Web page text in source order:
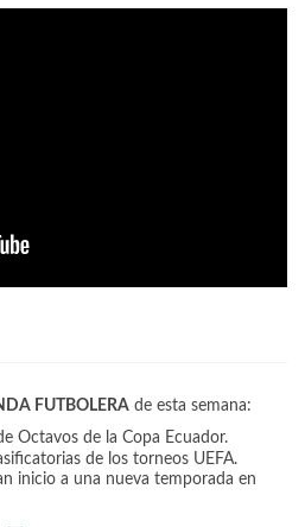
FUTBOLERAde esta semana:
Octavos de la Copa Ecuador.
de los torneos UEFA.
inicio a una nueva temporada en